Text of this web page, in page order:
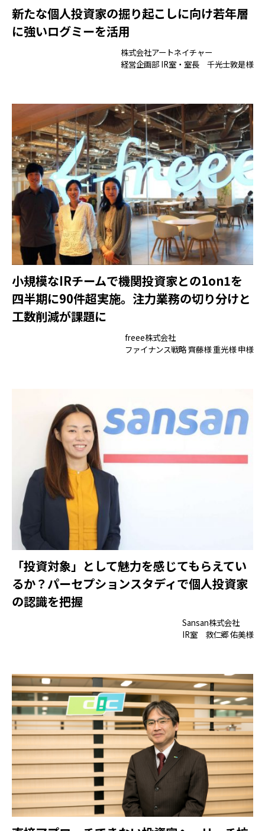
新たな個人投資家の掘り起こしに向け若年層
に強いログミーを活用
株式会社アートネイチャー
経営企画部 IR室・室長 千光士敦是様
小規模なIRチームで機関投資家との1on1を
四半期に90件超実施。注力業務の切り分けと
工数削減が課題に
freee株式会社
ファイナンス戦略 齊藤様 重光様 申様
「投資対象」として魅力を感じてもらえてい
るか？パーセプションスタディで個人投資家
の認識を把握
Sansan株式会社
IR室 救仁郷 佑美様